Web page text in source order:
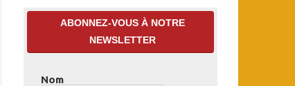
ABONNEZ-VOUS À NOTRE
NEWSLETTER
Nom